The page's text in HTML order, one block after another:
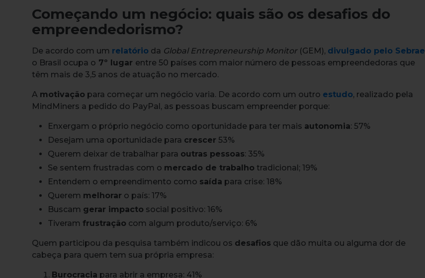
Começando um negócio: quais são os desafios do
empreendedorismo?
De acordo com um relatório da Global Entrepreneurship Monitor(GEM), divulgado pelo Sebrae
o Brasil ocupa o 7º lugar entre 50 países com maior número de pessoas empreendedoras que
têm mais de 3,5 anos de atuação no mercado.
A motivação para começar um negócio varia. De acordo com um outro estudo, realizado pela
MindMiners a pedido do PayPal, as pessoas buscam empreender porque:
Enxergam o próprio negócio como oportunidade para ter mais autonomia: 57%
Desejam uma oportunidade para crescer 53%
Querem deixar de trabalhar para outras pessoas: 35%
Se sentem frustradas com o mercado de trabalho tradicional; 19%
Entendem o empreendimento como saída para crise: 18%
Querem melhorar o país: 17%
Buscam gerar impacto social positivo: 16%
Tiveram frustração com algum produto/serviço: 6%
Quem participou da pesquisa também indicou os desafios que dão muita ou alguma dor de
cabeça para quem tem sua própria empresa:
Burocracia para abrir a empresa: 41%